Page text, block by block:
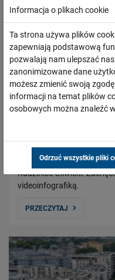
Stawiamy na tory -
Północ - Rudziniec
Rusza przebudowa
Rudziniec Gliwicki - Stare
Rudziniec Gliwicki.
videoinfografiką.
PRZECZYTAJ
Informacja o plikach cookie
Ta strona używa plików
zapewniają podstawową
pozwalają nam ulepszać
zanonimizowane dane
możesz zmienić swoją
informacji na temat plików
osobowych można znaleźć
Odrzuć wszystkie pliki